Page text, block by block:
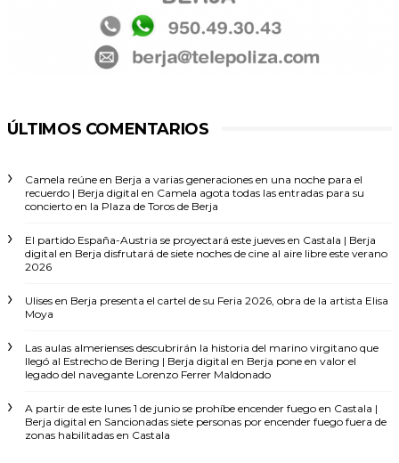
ÚLTIMOS COMENTARIOS
Camela reúne en Berja a varias generaciones en una noche para el
recuerdo | Berja digital en Camela agota todas las entradas para su
concierto en la Plaza de Toros de Berja
El partido España-Austria se proyectará este jueves en Castala | Berja
digital en Berja disfrutará de siete noches de cine al aire libre este verano
2026
Ulises en Berja presenta el cartel de su Feria 2026, obra de la artista Elisa
Moya
Las aulas almerienses descubrirán la historia del marino virgitano que
llegó al Estrecho de Bering | Berja digital en Berja pone en valor el
legado del navegante Lorenzo Ferrer Maldonado
A partir de este lunes 1 de junio se prohíbe encender fuego en Castala |
Berja digital en Sancionadas siete personas por encender fuego fuera de
zonas habilitadas en Castala